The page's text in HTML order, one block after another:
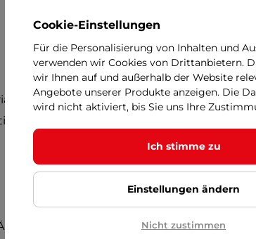
Schweißableitung
Cookie-Einstellungen
Für die Personalisierung von Inhalten und
verwenden wir Cookies von Drittanbietern.
wir Ihnen auf und außerhalb der Website
Angebote unserer Produkte anzeigen. Die
wird nicht aktiviert, bis Sie uns Ihre
Ich stimme zu
Einstellungen ändern
Nicht zustimmen